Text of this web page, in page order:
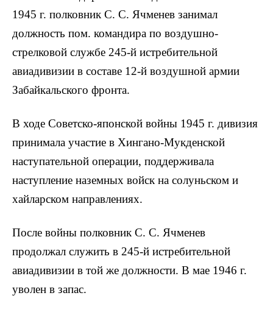
1945 г. полковник С. С. Ячменев занимал
должность пом. командира по воздушно-
стрелковой службе 245-й истребительной
авиадивизии в составе 12-й воздушной армии
Забайкальского фронта.
В ходе Советско-японской войны 1945 г. дивизия
принимала участие в Хингано-Мукденской
наступательной операции, поддерживала
наступление наземных войск на солуньском и
хайларском направлениях.
После войны полковник С. С. Ячменев
продолжал служить в 245-й истребительной
авиадивизии в той же должности. В мае 1946 г.
уволен в запас.